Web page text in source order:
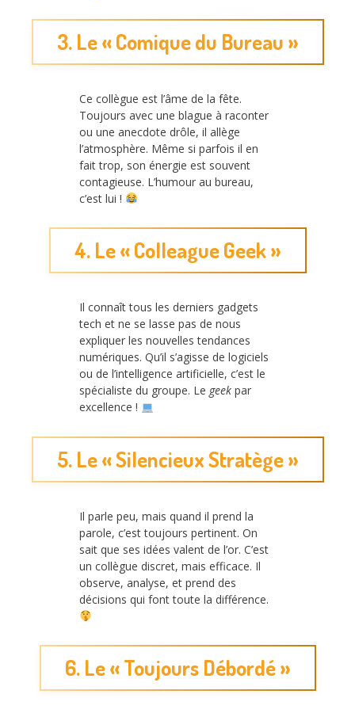
3. Le « Comique du Bureau »
Ce collègue est l’âme de la fête.
Toujours avec une blague à raconter
ou une anecdote drôle, il allège
l’atmosphère. Même si parfois il en
fait trop, son énergie est souvent
contagieuse. L’humour au bureau,
c’est lui !
4. Le « Colleague Geek »
Il connaît tous les derniers gadgets
tech et ne se lasse pas de nous
expliquer les nouvelles tendances
numériques. Qu’il s’agisse de logiciels
ou de l’intelligence artificielle, c’est le
spécialiste du groupe. Le geek par
excellence !
5. Le « Silencieux Stratège »
Il parle peu, mais quand il prend la
parole, c’est toujours pertinent. On
sait que ses idées valent de l’or. C’est
un collègue discret, mais efficace. Il
observe, analyse, et prend des
décisions qui font toute la différence.
6. Le « Toujours Débordé »